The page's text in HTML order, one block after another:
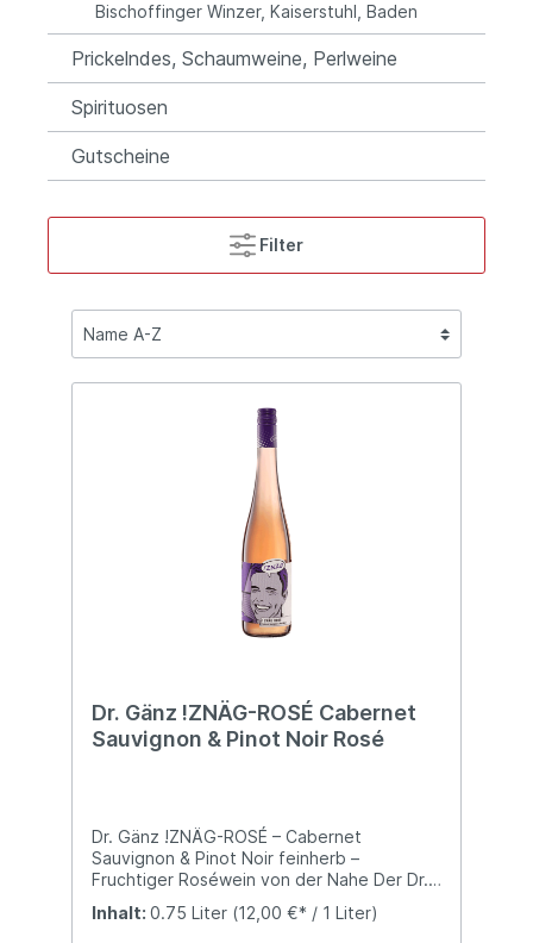
Bischoffinger Winzer, Kaiserstuhl, Baden
Prickelndes, Schaumweine, Perlweine
Spirituosen
Gutscheine
Filter
Dr. Gänz !ZNÄG-ROSÉ Cabernet
Sauvignon & Pinot Noir Rosé
Dr. Gänz !ZNÄG-ROSÉ – Cabernet
Sauvignon & Pinot Noir feinherb –
Fruchtiger Roséwein von der Nahe Der Dr.
Cuvée von der Nahe, die Cabernet
Inhalt: 0.75 Liter (12,00 €* / 1 Liter)